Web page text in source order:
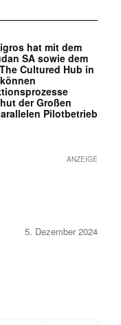
hat mit dem
SA sowie dem
Cultured Hub in
der Großen
Pilotbetrieb
ANZEIGE
5. Dezember 2024